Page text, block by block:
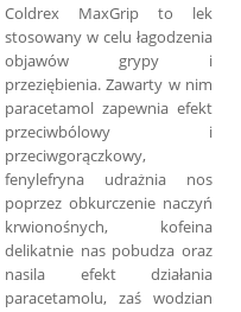
Coldrex MaxGrip to lek
stosowany w celu łagodzenia
objawów grypy i
przeziębienia. Zawarty w nim
paracetamol zapewnia efekt
przeciwbólowy i
przeciwgorączkowy,
fenylefryna udrażnia nos
poprzez obkurczenie naczyń
krwionośnych, kofeina
delikatnie nas pobudza oraz
nasila efekt działania
paracetamolu, zaś wodzian